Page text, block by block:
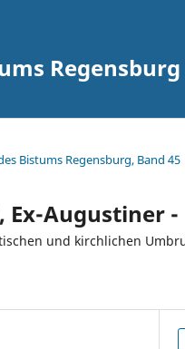
Regensburg
Bistums Regensburg, Band 45
Ex-Augustiner
und kirchlichen